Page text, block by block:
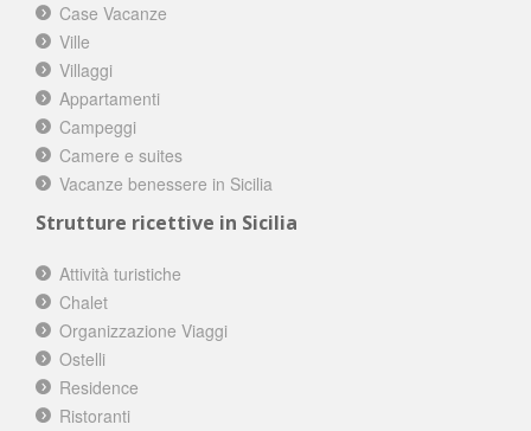
Case Vacanze
Ville
Villaggi
Appartamenti
Campeggi
Camere e suites
Vacanze benessere in Sicilia
Strutture ricettive in Sicilia
Attività turistiche
Chalet
Organizzazione Viaggi
Ostelli
Residence
Ristoranti